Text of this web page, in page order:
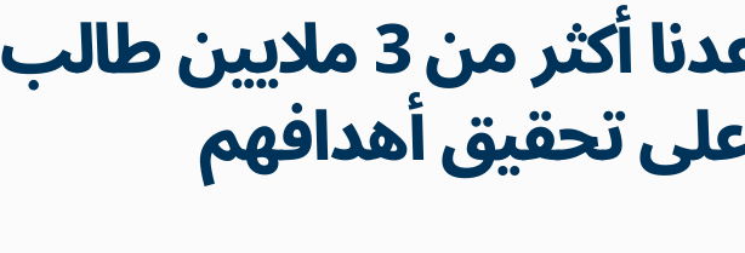
لقد ساعدنا أكثر من 3 ملايين طالب
تحقيق أهدافهم